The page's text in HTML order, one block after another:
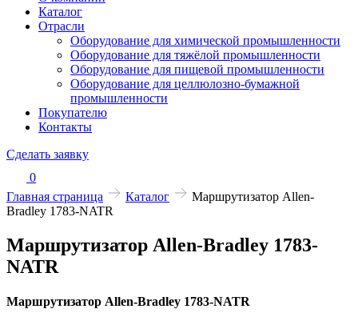
Каталог
Отрасли
Оборудование для химической промышленности
Оборудование для тяжёлой промышленности
Оборудование для пищевой промышленности
Оборудование для целлюлозно-бумажной
промышленности
Покупателю
Контакты
Сделать заявку
0
Главная страница
Каталог
Маршрутизатор Allen-
Bradley 1783-NATR
Маршрутизатор Allen-Bradley 1783-
NATR
Маршрутизатор Allen-Bradley 1783-NATR